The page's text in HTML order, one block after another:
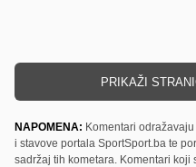
PRIKAŽI
NAPOMENA: Komentari
i stavove portala SportSport.ba te
sadržaj tih kometara. Komentari